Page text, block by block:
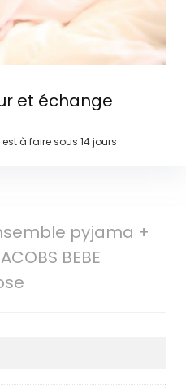
et échange
est à faire sous 14 jours
pyjama +
BEBE